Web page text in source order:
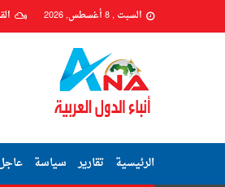
السبت , 8 أغسطس, 2026
الرئيسية تقارير سياسة